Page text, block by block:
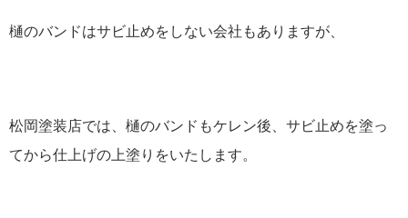
樋のバンドはサビ止めをしない会社もありますが、
松岡塗装店では、樋のバンドもケレン後、サビ止めを塗っ
てから仕上げの上塗りをいたします。